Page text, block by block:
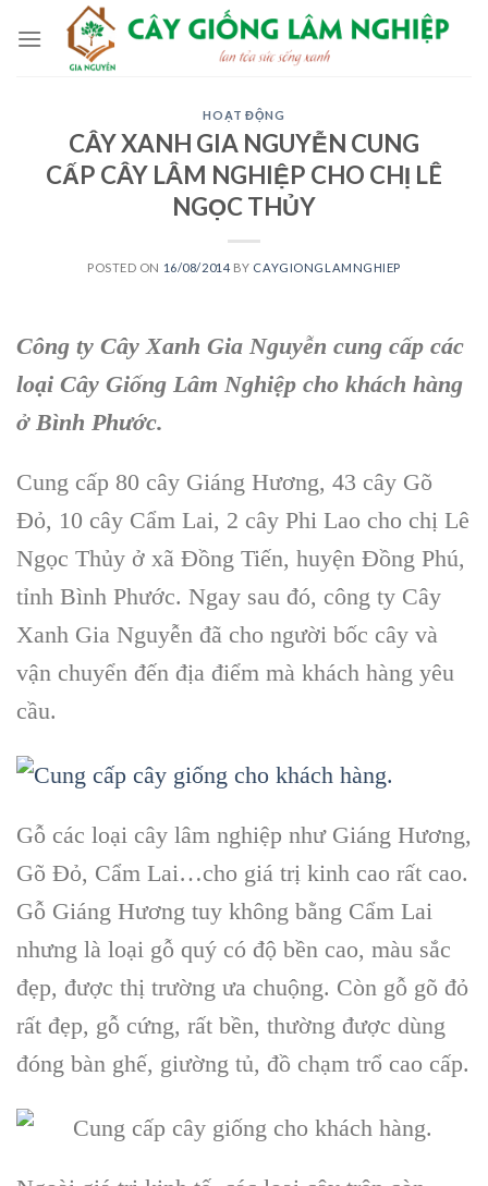
HOẠT ĐỘNG
CÂY XANH GIA NGUYỄN CUNG
CẤP CÂY LÂM NGHIỆP CHO CHỊ LÊ
NGỌC THỦY
POSTED ON 16/08/2014 BY CAYGIONGLAMNGHIEP
Công ty Cây Xanh Gia Nguyễn cung cấp các
loại Cây Giống Lâm Nghiệp cho khách hàng
ở Bình Phước.
Cung cấp 80 cây Giáng Hương, 43 cây Gõ
Đỏ, 10 cây Cẩm Lai, 2 cây Phi Lao cho chị Lê
Ngọc Thủy ở xã Đồng Tiến, huyện Đồng Phú,
tỉnh Bình Phước. Ngay sau đó, công ty Cây
Xanh Gia Nguyễn đã cho người bốc cây và
vận chuyển đến địa điểm mà khách hàng yêu
cầu.
Gỗ các loại cây lâm nghiệp như Giáng Hương,
Gõ Đỏ, Cẩm Lai…cho giá trị kinh cao rất cao.
Gỗ Giáng Hương tuy không bằng Cẩm Lai
nhưng là loại gỗ quý có độ bền cao, màu sắc
đẹp, được thị trường ưa chuộng. Còn gỗ gõ đỏ
rất đẹp, gỗ cứng, rất bền, thường được dùng
đóng bàn ghế, giường tủ, đồ chạm trổ cao cấp.